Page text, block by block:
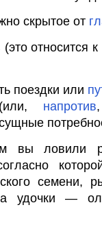
скрытое от
относится
поездки или
напротив
вы ловили
семени,
удочки —